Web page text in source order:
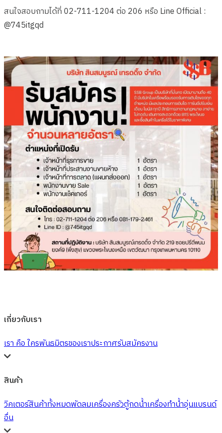
สนใจสอบถามได้ที่ 02-711-1204 ต่อ 206 หรือ Line Official :
@745itgqd
เกี่ยวกับเรา
เรา คือ ใครพันธมิตรของเราประกาศรับสมัครงาน
สินค้า
วิคเตอร์สินค้าทั้งหมดพัดลมเครื่องครัวตู้กดน้ำเครื่องทำน้ำอุ่นแบรนด์
อื่น